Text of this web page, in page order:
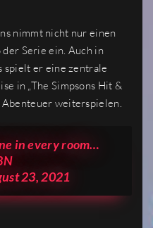
nimmt nicht nur einen
Serie ein. Auch in
spielt er eine zentrale
in „The Simpsons Hit &
Abenteuer weiterspielen.
in every room…
23, 2021